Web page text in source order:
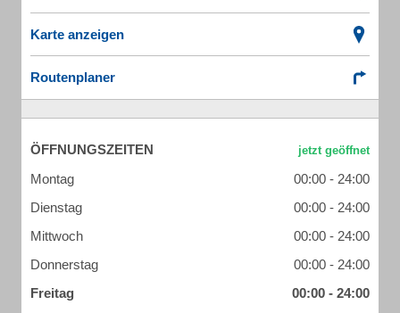
Karte anzeigen
Routenplaner
ÖFFNUNGSZEITEN
Montag
00:00 - 24:00
Dienstag
00:00 - 24:00
Mittwoch
00:00 - 24:00
Donnerstag
00:00 - 24:00
Freitag
00:00 - 24:00